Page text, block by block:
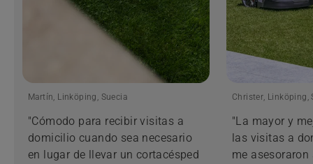
Martín, Linköping, Suecia
"Cómodo para recibir visitas a
domicilio cuando sea necesario
en lugar de llevar un cortacésped
Christer, Linköping,
"La mayor y
las visitas a
me asesoraron